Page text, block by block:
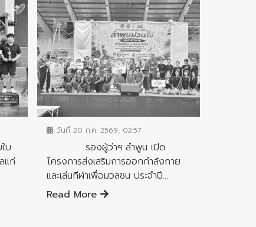
บ
แก่
ข่าวประชาสัมพันธ์
วันที่ 20 ก.ค. 2569, 02:57
รองผู้ว่าฯ ลำพูน เปิด
โครงการส่งเสริมการออกกำลังกาย
และเล่นกีฬาเพื่อมวลชน ประจำปี...
Read More